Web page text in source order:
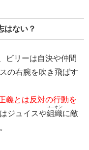
はない？
ビリーは自決や仲間
の右腕を吹き飛ばす
義とは反対の行動を
ジュイスや組織
ユニオン
に敵